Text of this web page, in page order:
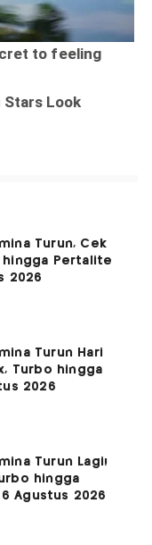
Turun, Cek
hingga Pertalite
2026
Turun Hari
Turbo hingga
2026
Turun Lagi!
hingga
Agustus 2026